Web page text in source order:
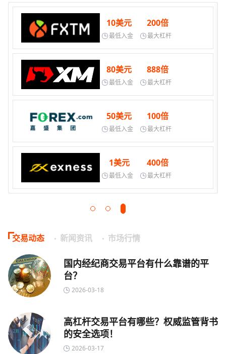
10美元
最低入金
200倍
最大杠杆
80美元
最低入金
888倍
最大杠杆
50美元
最低入金
100倍
最大杠杆
1美元
最低入金
400倍
最大杠杆
交易动态 新闻资讯 市场行情
国内经纪商交易平台有什么靠谱的平
台？
2026-03-18
高杠杆交易平台有哪些？权威监管背书
的安全选项！
2026-03-17